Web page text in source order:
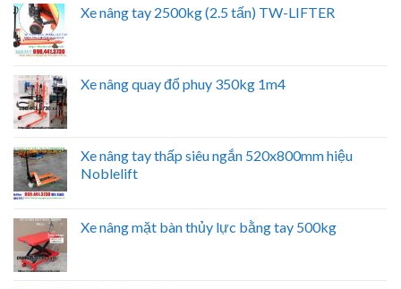
Xe nâng tay 2500kg (2.5 tấn) TW-LIFTER
Xe nâng quay đổ phuy 350kg 1m4
Xe nâng tay thấp siêu ngắn 520x800mm hiệu
Noblelift
Xe nâng mặt bàn thủy lực bằng tay 500kg